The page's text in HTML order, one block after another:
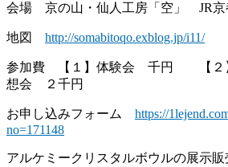
会場 京の山・仙人工房「空」 JR京
地図 http://somabitoqo.exblog.jp/i11/
参加費 【１】体験会 千円 【２】
想会 ２千円
お申し込みフォーム https://
no=171148
アルケミークリスタルボウルの展示